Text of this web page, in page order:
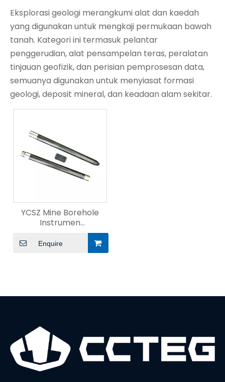
Eksplorasi geologi merangkumi alat dan kaedah
yang digunakan untuk mengkaji permukaan bawah
tanah. Kategori ini termasuk pelantar
penggerudian, alat pensampelan teras, peralatan
tinjauan geofizik, dan perisian pemprosesan data,
semuanya digunakan untuk menyiasat formasi
geologi, deposit mineral, dan keadaan alam sekitar.
YCSZ Mine Borehole
Instrumen
Elektromagnet
Transien
Enquire